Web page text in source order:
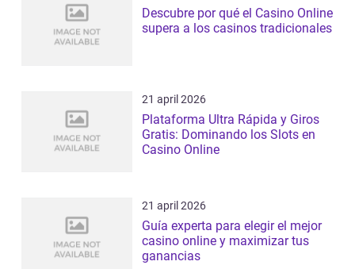
Descubre por qué el Casino Online
supera a los casinos tradicionales
21 april 2026
Plataforma Ultra Rápida y Giros
Gratis: Dominando los Slots en
Casino Online
21 april 2026
Guía experta para elegir el mejor
casino online y maximizar tus
ganancias